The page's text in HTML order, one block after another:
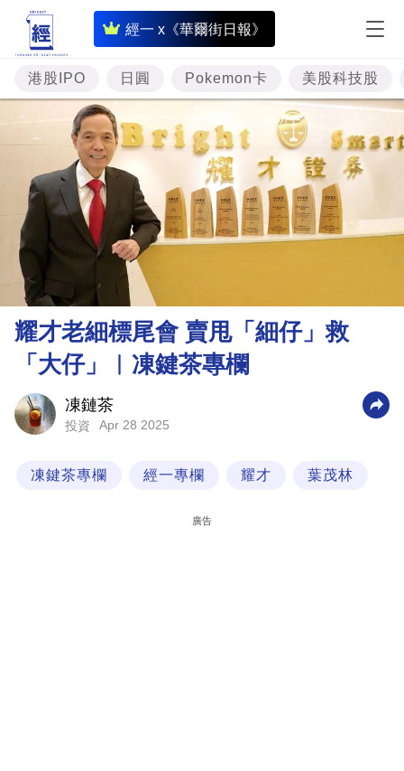
經一 x《華爾街日報》
即
時
財
經
專
題
樓
市
理
財
科
港股IPO 日圓 Pokemon卡 美股科技股
耀才老細標尾會 賣甩「細仔」救
「大仔」︳凍鍵茶專欄
凍鏈茶
投資 Apr 28 2025
凍鍵茶專欄 經一專欄 耀才 葉茂林
廣告